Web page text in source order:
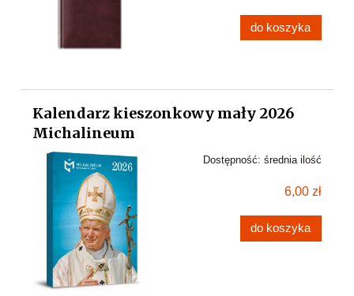
do koszyka
Kalendarz kieszonkowy mały 2026
Michalineum
Dostępność: średnia ilość
6,00 zł
do koszyka